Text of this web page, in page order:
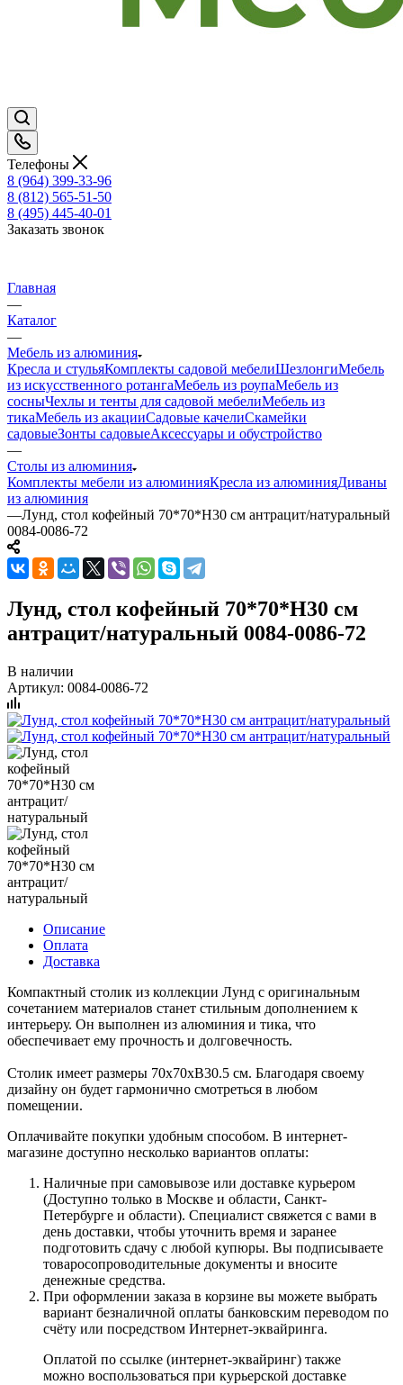
Телефоны
8 (964) 399-33-96
8 (812) 565-51-50
8 (495) 445-40-01
Заказать звонок
Главная
—
Каталог
—
Мебель из алюминия
Кресла и стульяКомплекты садовой мебелиШезлонгиМебель
из искусственного ротангаМебель из роупаМебель из
сосныЧехлы и тенты для садовой мебелиМебель из
тикаМебель из акацииСадовые качелиСкамейки
садовыеЗонты садовыеАксессуары и обустройство
—
Столы из алюминия
Комплекты мебели из алюминияКресла из алюминияДиваны
из алюминия
—Лунд, стол кофейный 70*70*H30 см антрацит/натуральный
0084-0086-72
Лунд, стол кофейный 70*70*H30 см
антрацит/натуральный 0084-0086-72
В наличии
Артикул: 0084-0086-72
Описание
Оплата
Доставка
Компактный столик из коллекции Лунд с оригинальным
сочетанием материалов станет стильным дополнением к
интерьеру. Он выполнен из алюминия и тика, что
обеспечивает ему прочность и долговечность.
Столик имеет размеры 70х70хВ30.5 см. Благодаря своему
дизайну он будет гармонично смотреться в любом
помещении.
Оплачивайте покупки удобным способом. В интернет-
магазине доступно несколько вариантов оплаты:
Наличные при самовывозе или доставке курьером
(Доступно только в Москве и области, Санкт-
Петербурге и области). Специалист свяжется с вами в
день доставки, чтобы уточнить время и заранее
подготовить сдачу с любой купюры. Вы подписываете
товаросопроводительные документы и вносите
денежные средства.
При оформлении заказа в корзине вы можете выбрать
вариант безналичной оплаты банковским переводом по
счёту или посредством Интернет-эквайринга.
Оплатой по ссылке (интернет-эквайринг) также
можно воспользоваться при курьерской доставке